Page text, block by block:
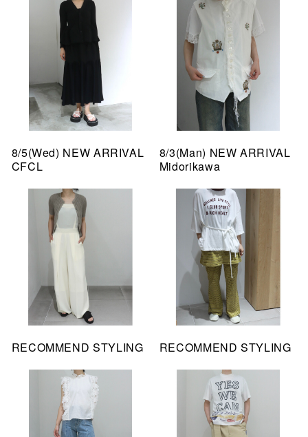
8/5(Wed) NEW ARRIVAL
CFCL
8/3(Man) NEW ARRIVAL
Midorikawa
RECOMMEND STYLING RECOMMEND STYLING